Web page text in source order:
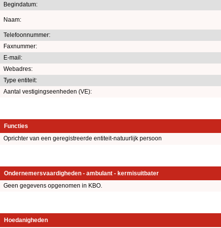
Begindatum:
Naam:
Telefoonnummer:
Faxnummer:
E-mail:
Webadres:
Type entiteit:
Aantal vestigingseenheden (VE):
Functies
Oprichter van een geregistreerde entiteit-natuurlijk persoon
Ondernemersvaardigheden - ambulant - kermisuitbater
Geen gegevens opgenomen in KBO.
Hoedanigheden